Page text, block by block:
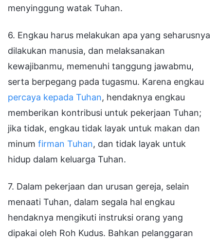
menyinggung watak Tuhan.
6. Engkau harus melakukan apa yang seharusnya
dilakukan manusia, dan melaksanakan
kewajibanmu, memenuhi tanggung jawabmu,
serta berpegang pada tugasmu. Karena engkau
percaya kepada Tuhan, hendaknya engkau
memberikan kontribusi untuk pekerjaan Tuhan;
jika tidak, engkau tidak layak untuk makan dan
minum firman Tuhan, dan tidak layak untuk
hidup dalam keluarga Tuhan.
7. Dalam pekerjaan dan urusan gereja, selain
menaati Tuhan, dalam segala hal engkau
hendaknya mengikuti instruksi orang yang
dipakai oleh Roh Kudus. Bahkan pelanggaran